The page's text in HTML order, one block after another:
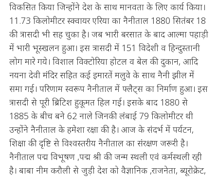
विकसित किया जिन्होंने देश के साथ मानवता के लिए कार्य किया।
11.73 किलोमीटर स्क्वायर एरिया का नैनीताल 1880 सितंबर 18
की त्रासदी भी सह चुका है। जब भारी बरसात के बाद आल्मा पहाड़ी
में भारी भूस्खलन हुआ। इस त्रासदी में 151 विदेशी व हिन्दुस्तानी
लोग मारे गये। विशाल विक्टोरिया होटल व बेल की दुकान, आदि
नयना देवी मंदिर सहित कई इमारतें मलुवे के साथ नैनी झील में
समा गई। परिणाम स्वरूप नैनीताल में फ्लैट्स का निर्माण हुआ। इस
त्रासदी से पूरी ब्रिटिश हुकूमत हिल गई। इसके बाद 1880 से
1885 के बीच बने 62 नाले जिनकी लंबाई 79 किलोमीटर थी
उन्होंने नैनीताल के हमेशा रक्षा की है। आज के संदर्भ में पर्यटन,
शिक्षा की दृष्टि से विश्वस्तरीय नैनीताल का संरक्षण जरूरी है।
नैनीताल पद्म विभूषण ,पद्म श्री की जन्म स्थली एवं कर्मस्थली रही
है। बाबा नीम करौली से जुड़ी देश को वैज्ञानिक ,राजनेता, ब्यूरोक्रेट,